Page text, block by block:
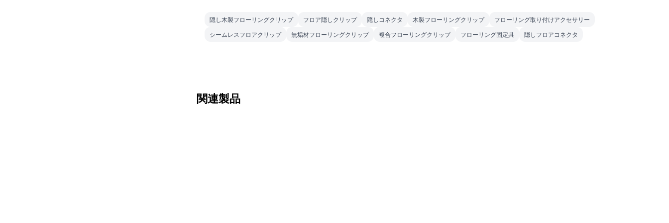
隠し木製フローリングクリップ フロア隠しクリップ 隠しコネクタ 木製フローリングクリップ
フローリング取り付けアクセサリー
シームレスフロアクリップ
無垢材フローリングクリップ 複合フローリングクリップ フローリング固定具 隠しフロアコネクタ
関連製品